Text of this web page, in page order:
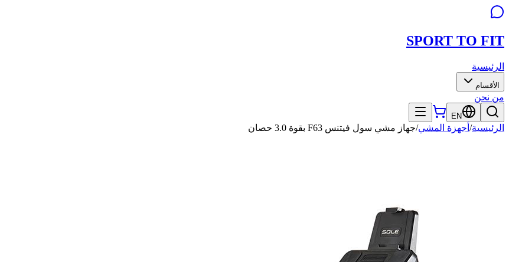
SPORT TO FIT
الرئيسية
الأقسام
من نحن
EN
الرئيسية/ أجهزة المشي/جهاز مشي سول فيتنس F63 بقوة 3.0 حصان